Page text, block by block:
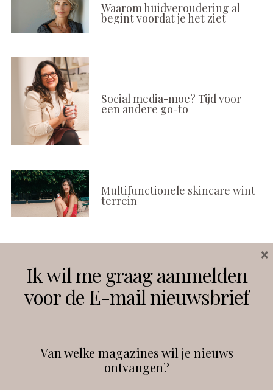
Waarom huidveroudering al
begint voordat je het ziet
Social media-moe? Tijd voor
een andere go-to
Multifunctionele skincare wint
terrein
Instagram Facebook
debeautyprofessional
Ik wil me graag aanmelden
voor de E-mail nieuwsbrief
Van welke magazines wil je nieuws
ontvangen?
×